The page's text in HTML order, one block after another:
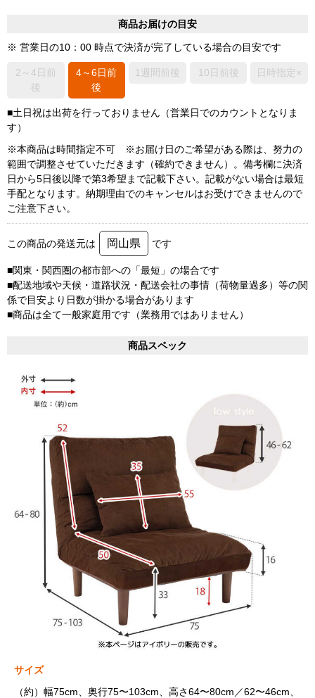
商品お届けの目安
※ 営業日の10：00 時点で決済が完了している場合の目安です
2～4日前
後
4～6日前
後
1週間前後 10日前後 日時指定×
■土日祝は出荷を行っておりません（営業日でのカウントとなりま
す）
※本商品は時間指定不可 ※お届け日のご希望がある際は、努力の
範囲で調整させていただきます（確約できません）。備考欄に決済
日から5日後以降で第3希望まで記載下さい。記載がない場合は最短
手配となります。納期理由でのキャンセルはお受けできませんので
ご注意下さい。
この商品の発送元は 岡山県 です
■関東・関西圏の都市部への「最短」の場合です
■配送地域や天候・道路状況・配送会社の事情（荷物量過多）等の関
係で目安より日数が掛かる場合があります
■商品は全て一般家庭用です（業務用ではありません）
商品スペック
サイズ
（約）幅75cm、奥行75〜103cm、高さ64〜80cm／62〜46cm、